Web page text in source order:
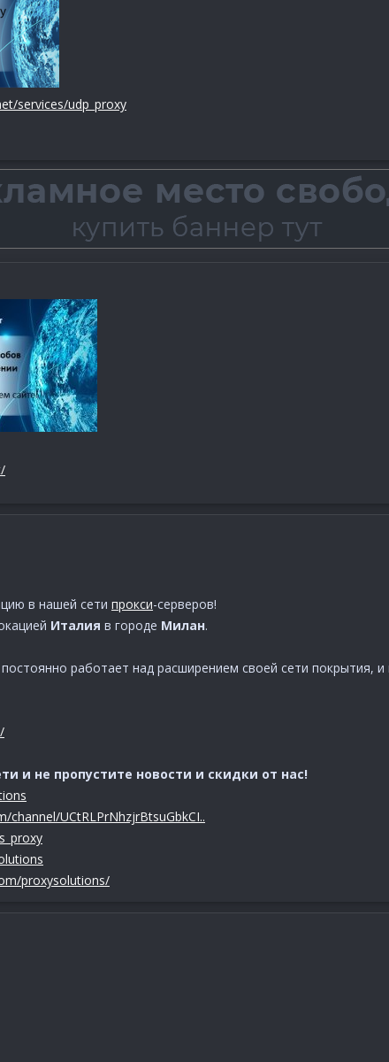
services/udp_proxy
в нашей сети прокси-серверов!
Италия в городе Милан.
работает над расширением своей сети покрытия,
и не пропустите новости и скидки от нас!
UCtRLPrNhzjrBtsuGbkCI..
proxysolutions/